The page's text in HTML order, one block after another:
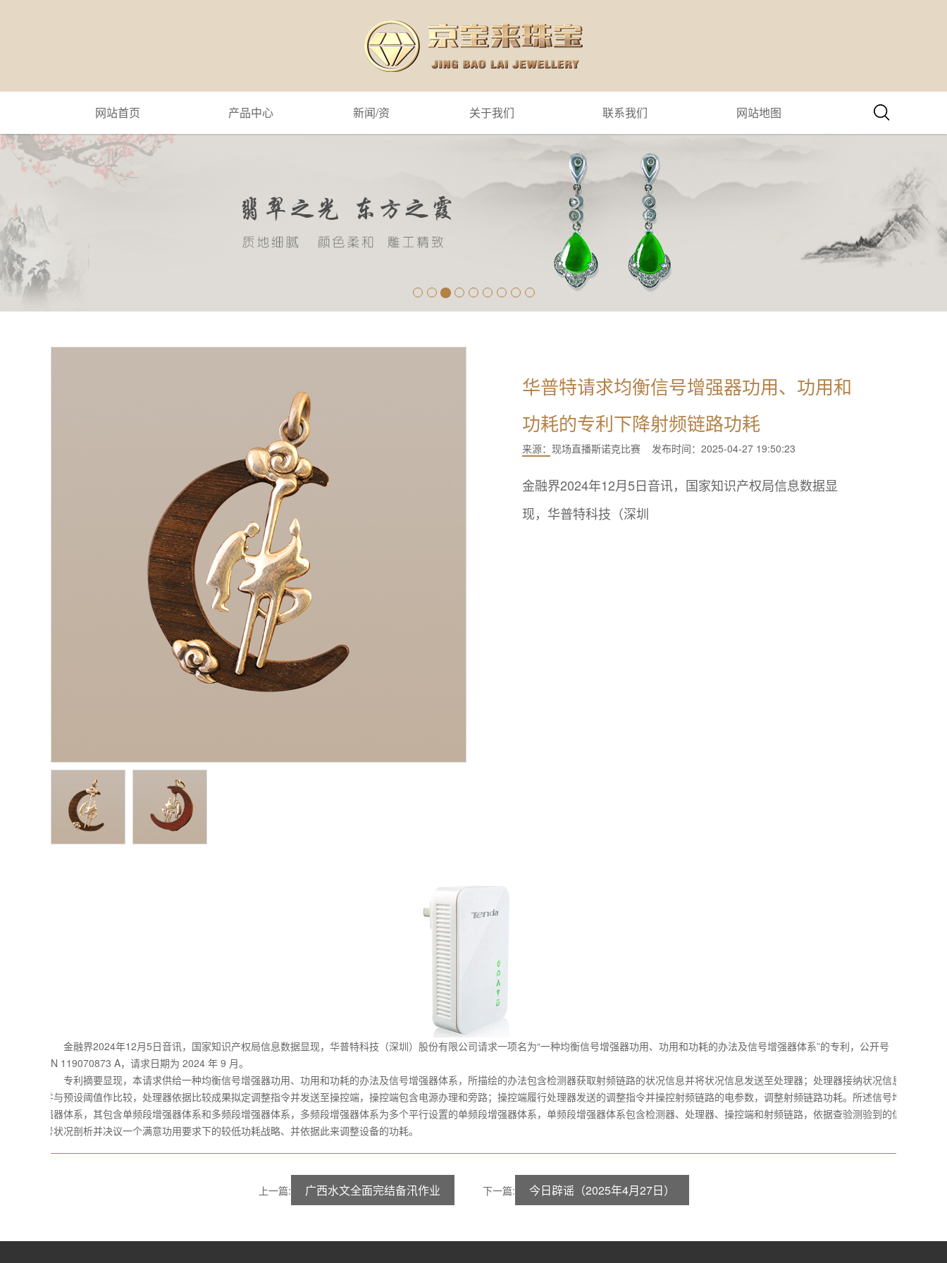
网站首页 产品中心 新闻/资 关于我们 联系我们 网站地图
华普特请求均衡信号增强器功用、功用和
功耗的专利下降射频链路功耗
来源： 现场直播斯诺克比赛 发布时间：2025-04-27 19:50:23
金融界2024年12月5日音讯，国家知识产权局信息数据显
现，华普特科技（深圳
金融界2024年12月5日音讯，国家知识产权局信息数据显现，华普特科技（深圳）股份有限公司请求一项名为“一种均衡信号增强器功用、功用和功耗的办法及信号增强器体系”的专利，公开号
CN 119070873 A，请求日期为 2024 年 9 月。
专利摘要显现，本请求供给一种均衡信号增强器功用、功用和功耗的办法及信号增强器体系，所描绘的办法包含检测器获取射频链路的状况信息并将状况信息发送至处理器；处理器接纳状况信息
并与预设阈值作比较，处理器依据比较成果拟定调整指令并发送至操控端，操控端包含电源办理和旁路；操控端履行处理器发送的调整指令并操控射频链路的电参数，调整射频链路功耗。所述信号增
强器体系，其包含单频段增强器体系和多频段增强器体系，多频段增强器体系为多个平行设置的单频段增强器体系，单频段增强器体系包含检测器、处理器、操控端和射频链路，依据查验测验到的信
号状况剖析并决议一个满意功用要求下的较低功耗战略、并依据此来调整设备的功耗。
上一篇: 广西水文全面完结备汛作业 下一篇: 今日辟谣（2025年4月27日）